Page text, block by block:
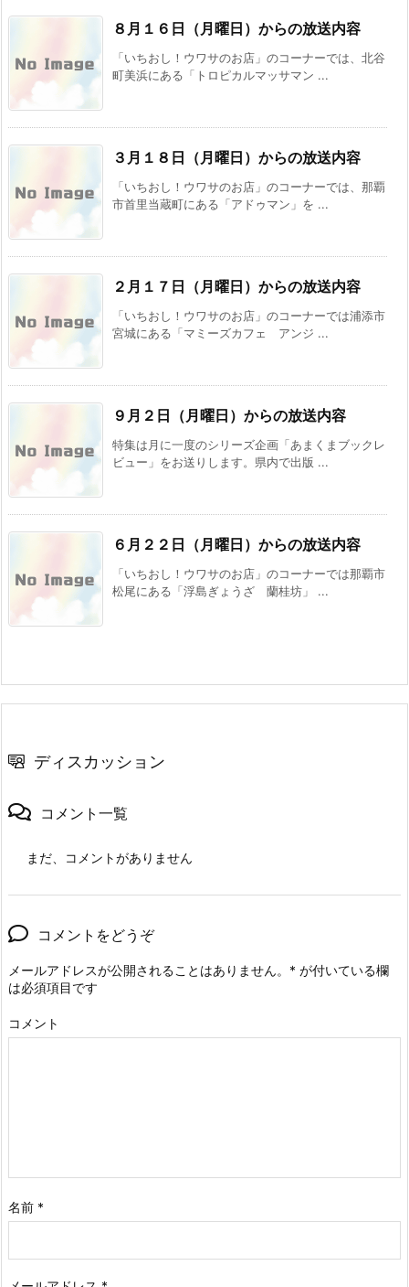
８月１６日（月曜日）からの放送内容
「いちおし！ウワサのお店」のコーナーでは、北谷
町美浜にある「トロピカルマッサマン ...
３月１８日（月曜日）からの放送内容
「いちおし！ウワサのお店」のコーナーでは、那覇
市首里当蔵町にある「アドゥマン」を ...
２月１７日（月曜日）からの放送内容
「いちおし！ウワサのお店」のコーナーでは浦添市
宮城にある「マミーズカフェ アンジ ...
９月２日（月曜日）からの放送内容
特集は月に一度のシリーズ企画「あまくまブックレ
ビュー」をお送りします。県内で出版 ...
６月２２日（月曜日）からの放送内容
「いちおし！ウワサのお店」のコーナーでは那覇市
松尾にある「浮島ぎょうざ 蘭桂坊」 ...
ディスカッション
コメント一覧
まだ、コメントがありません
コメントをどうぞ
メールアドレスが公開されることはありません。 * が付いている欄
は必須項目です
コメント
名前 *